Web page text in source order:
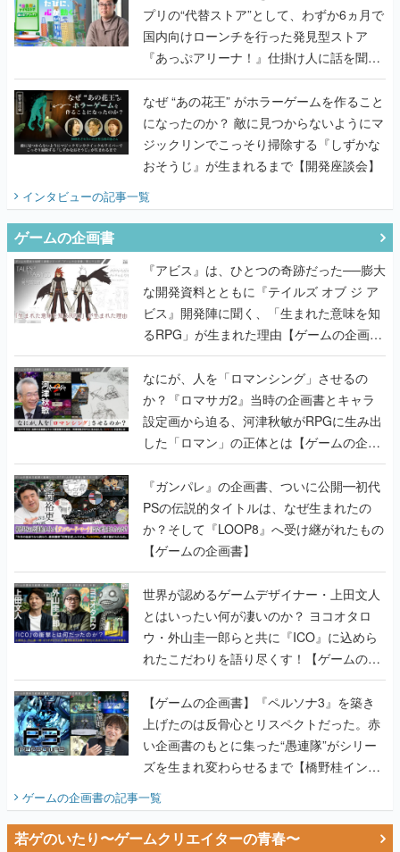
プリの“代替ストア”として、わずか6ヵ月で
国内向けローンチを行った発見型ストア
『あっぷアリーナ！』仕掛け人に話を聞い
てみた
なぜ “あの花王” がホラーゲームを作ること
になったのか？ 敵に見つからないようにマ
ジックリンでこっそり掃除する『しずかな
おそうじ』が生まれるまで【開発座談会】
インタビューの記事一覧
ゲームの企画書
『アビス』は、ひとつの奇跡だった──膨大
な開発資料とともに『テイルズ オブ ジ ア
ビス』開発陣に聞く、「生まれた意味を知
るRPG」が生まれた理由【ゲームの企画
書】
なにが、人を「ロマンシング」させるの
か？『ロマサガ2』当時の企画書とキャラ
設定画から迫る、河津秋敏がRPGに生み出
した「ロマン」の正体とは【ゲームの企画
書】
『ガンパレ』の企画書、ついに公開━初代
PSの伝説的タイトルは、なぜ生まれたの
か？そして『LOOP8』へ受け継がれたもの
【ゲームの企画書】
世界が認めるゲームデザイナー・上田文人
とはいったい何が凄いのか？ ヨコオタロ
ウ・外山圭一郎らと共に『ICO』に込めら
れたこだわりを語り尽くす！【ゲームの企
画書】
【ゲームの企画書】『ペルソナ3』を築き
上げたのは反骨心とリスペクトだった。赤
い企画書のもとに集った“愚連隊”がシリー
ズを生まれ変わらせるまで【橋野桂インタ
ゲームの企画書の記事一覧
若ゲのいたり〜ゲームクリエイターの青春〜